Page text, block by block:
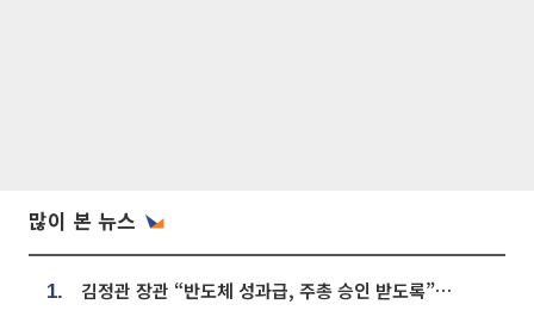
많이 본 뉴스
1. 김정관 장관 “반도체 성과급, 주총 승인 받도록”…상법·자본시장법 개정 시사